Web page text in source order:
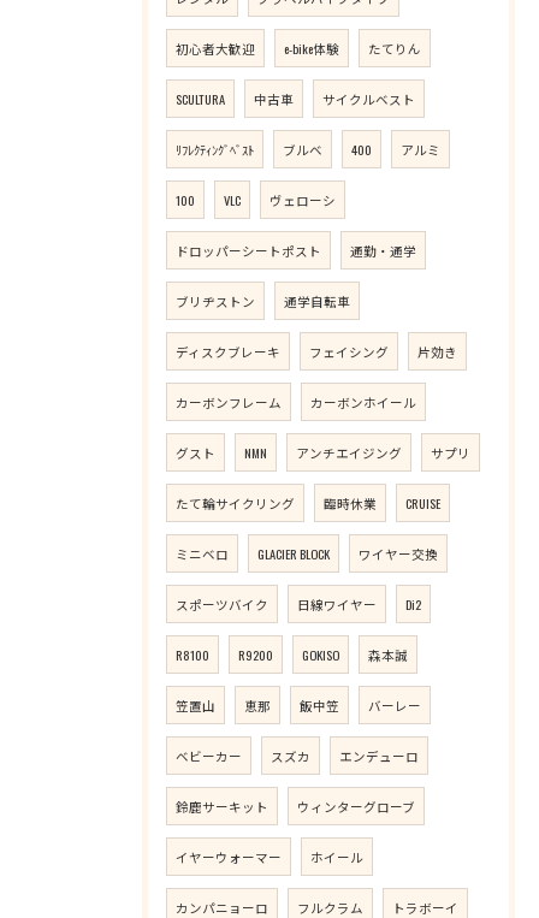
初心者大歓迎 e-bike体験 たてりん
SCULTURA 中古車 サイクルベスト
ﾘﾌﾚｸﾃｨﾝｸﾞﾍﾞｽﾄ ブルベ 400 アルミ
100 VLC ヴェローシ
ドロッパーシートポスト 通勤・通学
ブリヂストン 通学自転車
ディスクブレーキ フェイシング 片効き
カーボンフレーム カーボンホイール
グスト NMN アンチエイジング サプリ
たて輪サイクリング 臨時休業 CRUISE
ミニベロ GLACIER BLOCK ワイヤー交換
スポーツバイク 日線ワイヤー Di2
R8100 R9200 GOKISO 森本誠
笠置山 恵那 飯中笠 バーレー
ベビーカー スズカ エンデューロ
鈴鹿サーキット ウィンターグローブ
イヤーウォーマー ホイール
カンパニョーロ フルクラム トラボーイ